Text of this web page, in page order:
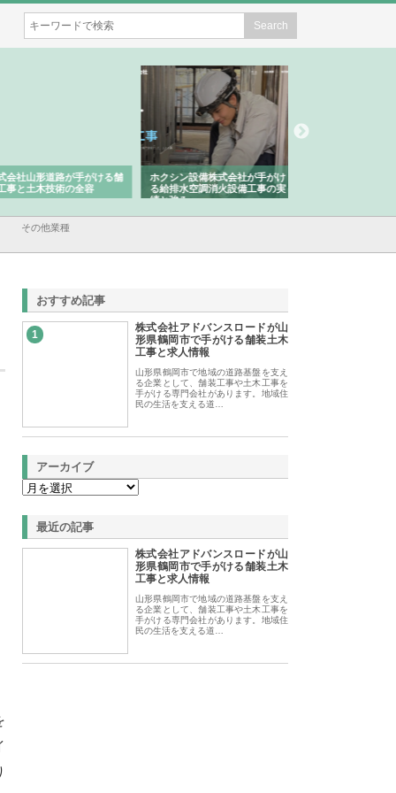
会社山形道路が手がける舗
事と土木技術の全容
ホクシン設備株式会社が手がけ
る給排水空調消火設備工事の実
績と強み
その他業種
おすすめ記事
1
株式会社アドバンスロードが山
形県鶴岡市で手がける舗装土木
工事と求人情報
山形県鶴岡市で地域の道路基盤を支え
る企業として、舗装工事や土木工事を
手がける専門会社があります。地域住
民の生活を支える道…
アーカイブ
最近の記事
株式会社アドバンスロードが山
形県鶴岡市で手がける舗装土木
工事と求人情報
山形県鶴岡市で地域の道路基盤を支え
る企業として、舗装工事や土木工事を
手がける専門会社があります。地域住
民の生活を支える道…